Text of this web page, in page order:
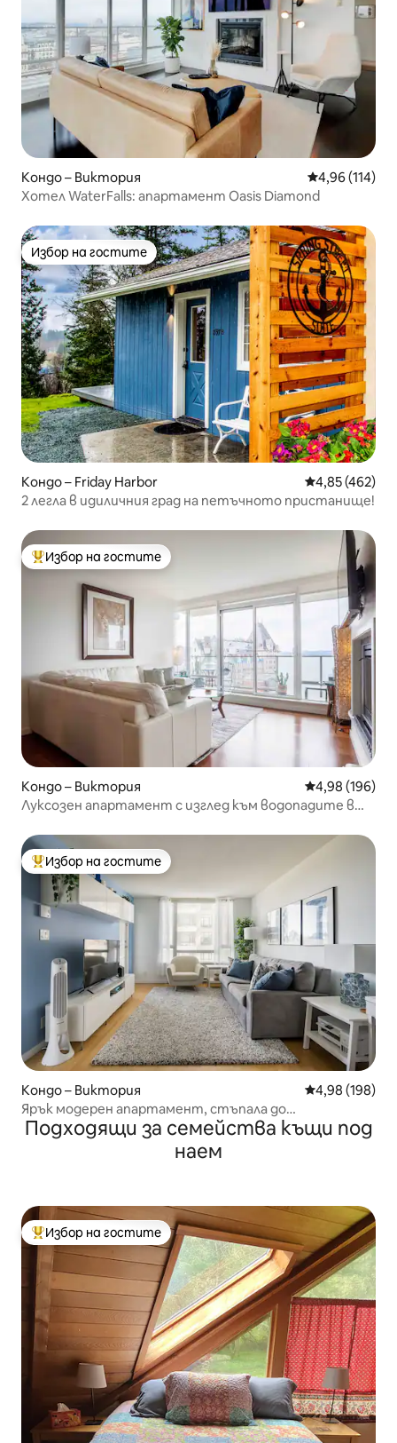
Кондо – Виктория Средна
4,96 (114)
Хотел WaterFalls: апартамент Oasis Diamond
Избор на гостите
Избор на гостите
Кондо – Friday Harbor Средна
4,85 (462)
2 легла в идиличния град на петъчното пристанище!
Най-популярен избор на гостите
Избор на гостите
Кондо – Виктория Средна
4,98 (196)
Луксозен апартамент с изглед към водопадите в
Най-популярен избор на гостите
Избор на гостите
Кондо – Виктория Средна
4,98 (198)
Ярък модерен апартамент, стъпала до
пристанището с паркинг
Подходящи за семейства къщи под
наем
Най-популярен избор на гостите
Избор на гостите